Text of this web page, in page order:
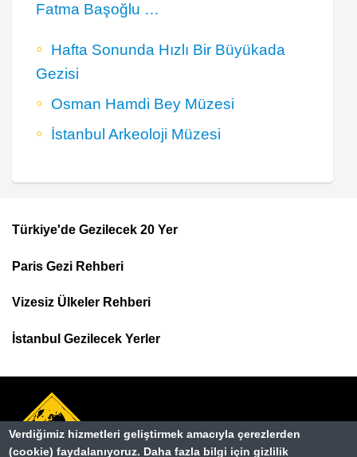
Fatma Başoğlu …
Hafta Sonunda Hızlı Bir Büyükada
Gezisi
Osman Hamdi Bey Müzesi
İstanbul Arkeoloji Müzesi
Footer
Top
Menu
Türkiye'de Gezilecek 20 Yer
Paris Gezi Rehberi
Vizesiz Ülkeler Rehberi
İstanbul Gezilecek Yerler
Verdiğimiz hizmetleri geliştirmek amacıyla çerezlerden
(cookie) faydalanıyoruz. Daha fazla bilgi için gizlilik